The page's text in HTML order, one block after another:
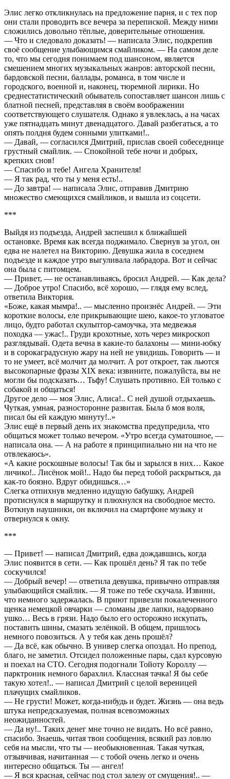
Элис легко откликнулась на предложение парня, и с тех пор
они стали проводить все вечера за перепиской. Между ними
сложились довольно тёплые, доверительные отношения.
— Что и следовало доказать! — написала Элис, подкрепив
своё сообщение улыбающимся смайликом. — На самом деле
то, что мы сегодня понимаем под шансоном, является
смешением многих музыкальных жанров: авторской песни,
бардовской песни, баллады, романса, в том числе и
городского, военной и, наконец, тюремной лирики. Но
среднестатистический обыватель сопоставляет шансон лишь с
блатной песней, представляя в своём воображении
соответствующего слушателя. Однако я увлеклась, а на часах
уже пятнадцать минут двенадцатого. Давай разбегаться, а то
опять полдня будем сонными улитками!..
— Давай, — согласился Дмитрий, прислав своей собеседнице
грустный смайлик. — Спокойной тебе ночи и добрых,
крепких снов!
— Спасибо и тебе! Ангела Хранителя!
— Я так рад, что ты у меня есть!..
— До завтра! — написала Элис, отправив Дмитрию
множество смеющихся смайликов, и вышла из соцсети.
***
Выйдя из подъезда, Андрей заспешил к ближайшей
остановке. Время как всегда поджимало. Свернув за угол, он
едва не налетел на Викторию. Девушка жила в соседнем
подъезде и каждое утро выгуливала лабрадора. Вот и сейчас
она была с питомцем.
— Привет, — не останавливаясь, бросил Андрей. — Как дела?
— Доброе утро! Спасибо, всё хорошо, — глядя ему вслед,
ответила Виктория.
«Боже, какая мымра!.. — мысленно произнёс Андрей. — Эти
короткие волосы, еле прикрывающие шею, какое-то угловатое
лицо, будто работал скульптор-самоучка, эта медвежья
походка — ужас!.. Груди крохотные, хоть через микроскоп
разглядывай. Одета вечна в какие-то балахоны — мини-юбку
и в сорокаградусную жару на ней не увидишь. Говорить — и
то не умеет, всё молчит да молчит. А рот откроет, так льются
высокопарные фразы XIX века: извините, пожалуйста, вы не
могли бы подсказать… Тьфу! Слушать противно. Ей только с
собакой и общаться!
Другое дело — моя Элис, Алиса!.. С ней душой отдыхаешь.
Чуткая, умная, разносторонне развитая. Была б моя воля,
писал бы ей каждую минуту!..»
Элис ещё в первый день их знакомства предупредила, что
общаться может только вечером. «Утро всегда суматошное, —
написала она. — А на работе я принципиально ни на что не
отвлекаюсь».
«А какие роскошные волосы! Так бы и зарылся в них… Какое
личико!.. Лисёнок мой!.. Надо бы перед тобой раскрыться, да
как-то боязно. Вдруг обидишься…»
Слегка отпихнув медленно идущую бабушку, Андрей
протиснулся в маршрутку и плюхнулся на свободное место.
Воткнув наушники, он включил на смартфоне музыку и
отвернулся к окну.
***
— Привет! — написал Дмитрий, едва дождавшись, когда
Элис появится в сети. — Как прошёл день? Я так по тебе
соскучился!
— Добрый вечер! — ответила девушка, привычно отправляя
улыбающийся смайлик. — Я тоже по тебе скучала. Извини,
что немного задержалась. В приют привезли покалеченного
щенка немецкой овчарки — сломаны две лапки, надорвано
ушко… Весь в грязи. Надо было его осторожно искупать,
поставить шины, смазать зелёнкой. В общем, пришлось
немного повозиться. А у тебя как день прошёл?
— Да всё, как обычно. В универ слегка опоздал. Но препод,
благо, не заметил. Отсидел положенные пары, сдал курсовую
и поехал на СТО. Сегодня подогнали Тойоту Короллу —
парктроник немного барахлил. Классная тачка! Я бы себе
такую хотел!.. — написал Дмитрий с целой вереницей
плачущих смайликов.
— Не грусти! Может, когда-нибудь и будет. Жизнь — она ведь
штука непредсказуемая, полная всевозможных
неожиданностей.
— Да ну!.. Таких денег мне точно не видать. Но всё равно,
спасибо. Знаешь, читая твои сообщения, всякий раз ловлю
себя на мысли, что ты — необыкновенная. Такая чуткая,
отзывчивая, начитанная — с тобой очень легко и очень
интересно общаться. Ты — ангел!
— Я вся красная, сейчас под стол залезу от смущения!.. —